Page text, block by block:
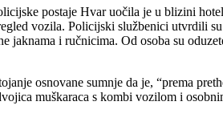
postaje Hvar uočila je u blizini
vozila. Policijski službenici utvrdili
i ručnicima. Od osoba su
osnovane sumnje da je, “prema
muškaraca s kombi vozilom i